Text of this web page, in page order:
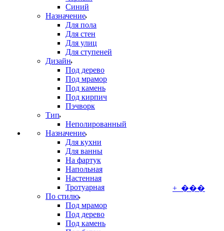
Синий
Назначение
Для пола
Для стен
Для улиц
Для ступеней
Дизайн
Под дерево
Под мрамор
Под камень
Под кирпич
Пэчворк
Тип
Неполированный
Назначение
Для кухни
Для ванны
На фартук
Напольная
Настенная
Тротуарная
По стилю
Под мрамор
Под дерево
Под камень
+ ���